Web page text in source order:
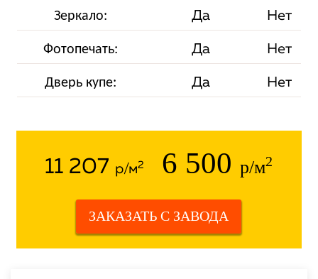
Зеркало: Да Нет
Фотопечать: Да Нет
Дверь купе: Да Нет
11 207 р/м2 6 500р/м2
ЗАКАЗАТЬ С ЗАВОДА